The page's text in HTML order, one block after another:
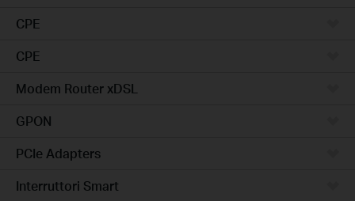
CPE
CPE
Modem Router xDSL
GPON
PCIe Adapters
Interruttori Smart